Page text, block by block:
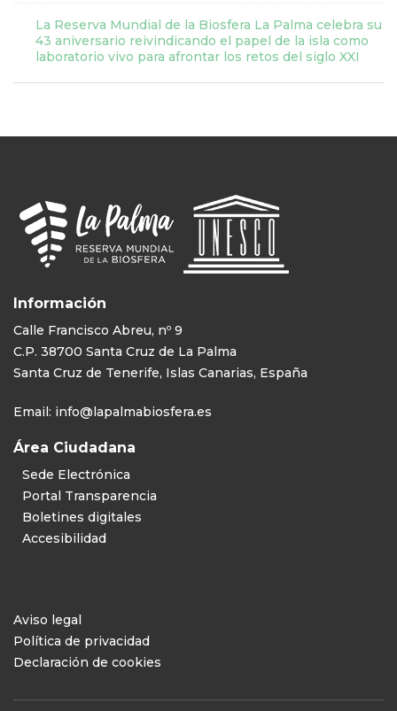
La Reserva Mundial de la Biosfera La Palma celebra su
43 aniversario reivindicando el papel de la isla como
laboratorio vivo para afrontar los retos del siglo XXI
Información
Calle Francisco Abreu, nº 9
C.P. 38700 Santa Cruz de La Palma
Santa Cruz de Tenerife, Islas Canarias, España
Email: info@lapalmabiosfera.es
Área Ciudadana
Sede Electrónica
Portal Transparencia
Boletines digitales
Accesibilidad
Aviso legal
Política de privacidad
Declaración de cookies